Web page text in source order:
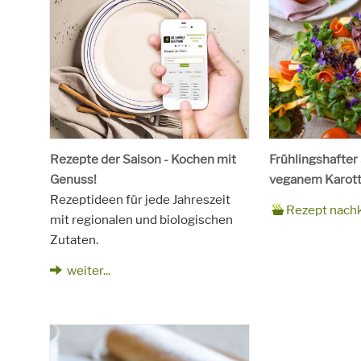
Rezepte der Saison - Kochen mit
Genuss!
Rezeptideen für jede Jahreszeit
mit regionalen und biologischen
Zutaten.
weiter...
Frühlingshafter
veganem
Zubereitungszeit
90 Minuten
Rezept
für
4 Personen
Saison
Frühling
Schlagworte
Beilagen,
Rezept